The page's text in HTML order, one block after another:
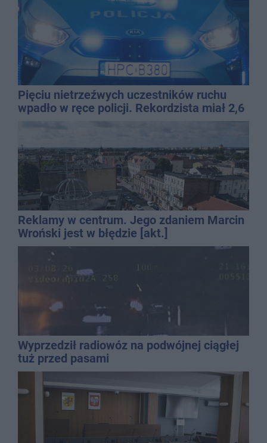
Pięciu nietrzeźwych uczestników ruchu
wpadło w ręce policji. Rekordzista miał 2,6
Reklamy w centrum. Jego zdaniem Marcin
Wroński jest w błędzie [akt.]
Wyprzedził radiowóz na podwójnej ciągłej
tuż przed pasami